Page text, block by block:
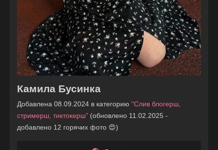
Камила Бусинка
Добавлена 08.09.2024 в категорию "Слив блогерш,
стримерш, тиктокерш" (обновлено 11.02.2025 -
добавлено 12 горячих фото 😍)